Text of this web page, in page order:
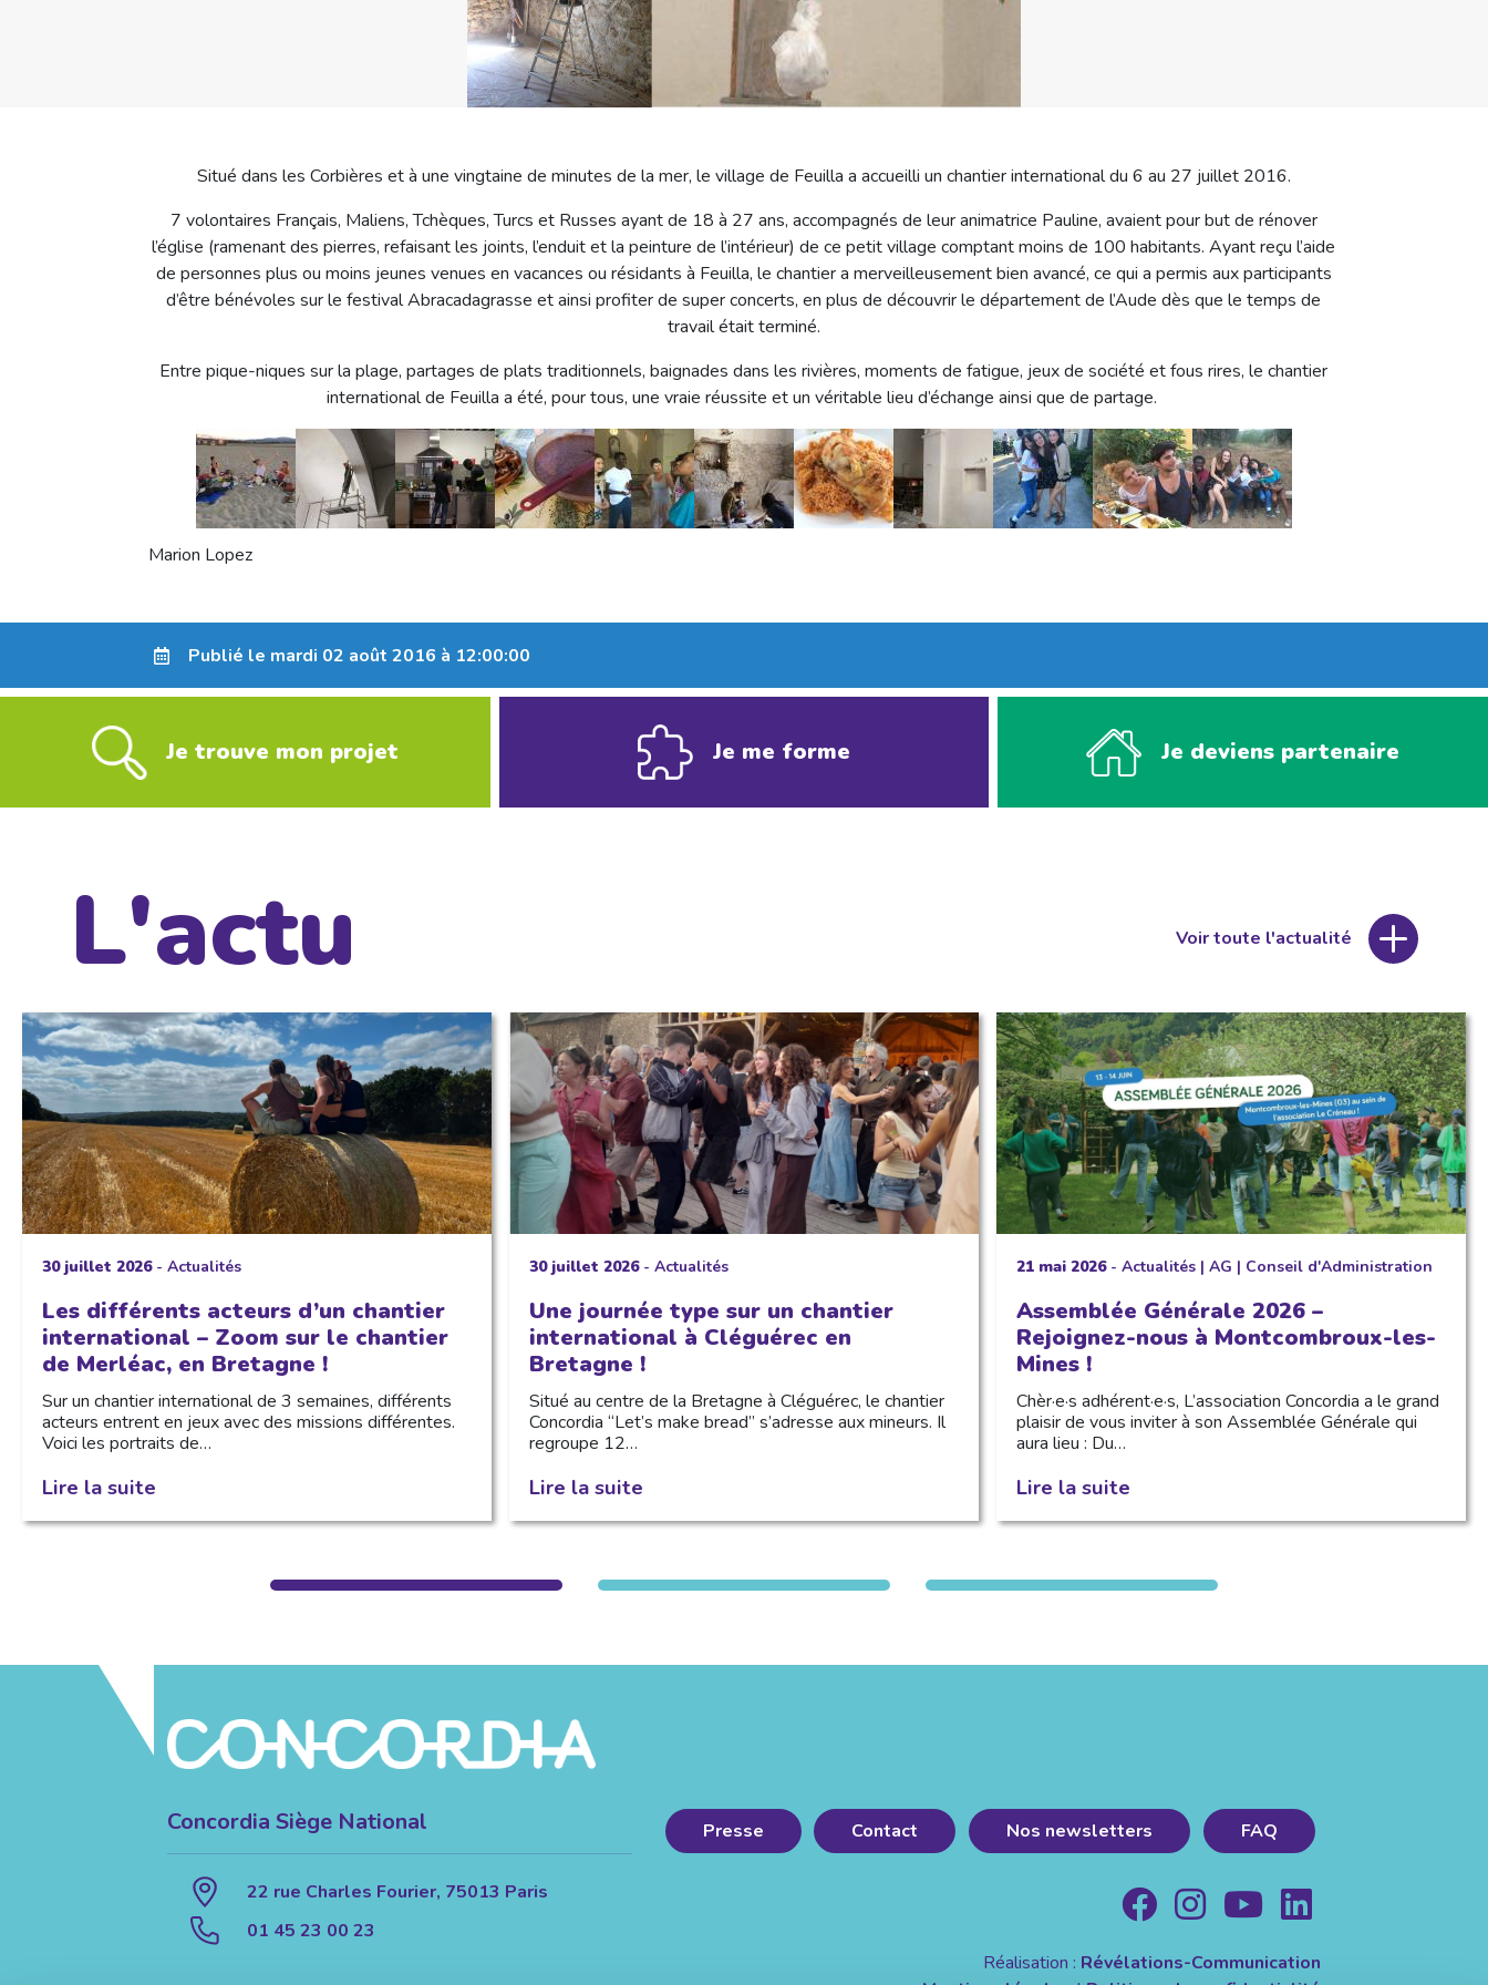
Situé dans les Corbières et à une vingtaine de minutes de la mer, le village de Feuilla a accueilli un chantier international du 6 au 27 juillet 2016.
7 volontaires Français, Maliens, Tchèques, Turcs et Russes ayant de 18 à 27 ans, accompagnés de leur animatrice Pauline, avaient pour but de rénover
l’église (ramenant des pierres, refaisant les joints, l’enduit et la peinture de l’intérieur) de ce petit village comptant moins de 100 habitants. Ayant reçu l’aide
de personnes plus ou moins jeunes venues en vacances ou résidants à Feuilla, le chantier a merveilleusement bien avancé, ce qui a permis aux participants
d’être bénévoles sur le festival Abracadagrasse et ainsi profiter de super concerts, en plus de découvrir le département de l’Aude dès que le temps de
travail était terminé.
Entre pique-niques sur la plage, partages de plats traditionnels, baignades dans les rivières, moments de fatigue, jeux de société et fous rires, le chantier
international de Feuilla a été, pour tous, une vraie réussite et un véritable lieu d’échange ainsi que de partage.
Marion Lopez
Publié le mardi 02 août 2016 à 12:00:00
Je trouve mon projet Je me forme Je deviens partenaire
L'actu Voir toute l'actualité
30 juillet 2026- Actualités
Les différents acteurs d’un chantier
international – Zoom sur le chantier
de Merléac, en Bretagne !
Sur un chantier international de 3 semaines, différents
acteurs entrent en jeux avec des missions différentes.
Voici les portraits de…
Lire la suite
30 juillet 2026- Actualités
Une journée type sur un chantier
international à Cléguérec en
Bretagne !
Situé au centre de la Bretagne à Cléguérec, le chantier
Concordia “Let’s make bread” s’adresse aux mineurs. Il
regroupe 12…
Lire la suite
21 mai 2026- Actualités| AG | Conseil d'Administration
Assemblée Générale 2026 –
Rejoignez-nous à Montcombroux-les-
Mines !
Chèr·e·s adhérent·e·s, L’association Concordia a le grand
plaisir de vous inviter à son Assemblée Générale qui
aura lieu : Du…
Lire la suite
Concordia Siège National
22 rue Charles Fourier, 75013 Paris
01 45 23 00 23
Presse Contact Nos newsletters FAQ
Réalisation : Révélations-Communication